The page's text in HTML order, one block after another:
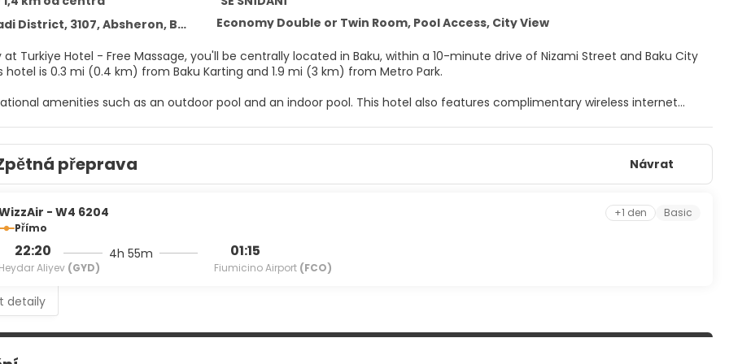
District, 3107, Absheron, Baku 1075
Economy Double or Twin Room, Pool Access, City View
Turkiye Hotel - Free Massage, you'll be centrally located in Baku, within a 10-minute drive of Nizami Street and Baku City
This hotel is 0.3 mi (0.4 km) from Baku Karting and 1.9 mi (3 km) from Metro Park.
amenities such as an outdoor pool and an indoor pool. This hotel also features complimentary wireless internet
at home in one of the 37 air-conditioned rooms featuring LCD televisions. Your pillowtop bed comes with down
and Egyptian cotton sheets. Complimentary wireless internet access keeps you connected, and satellite programming is
your entertainment. Private bathrooms with showers feature rainfall showerheads and complimentary toiletries.
at the restaurant or snacks in the hotel's coffee shop/cafe. Buffet breakfasts are available daily from 8:00 AM to 11:00 AM
include a 24-hour front desk, luggage storage, and a safe deposit box at the front desk. Free self parking is
přeprava Návrat
- W4 6204
Přímo
22:20
Heydar Aliyev (GYD)
4h 55m 01:15
Fiumicino Airport (FCO)
+1 den Basic
detaily